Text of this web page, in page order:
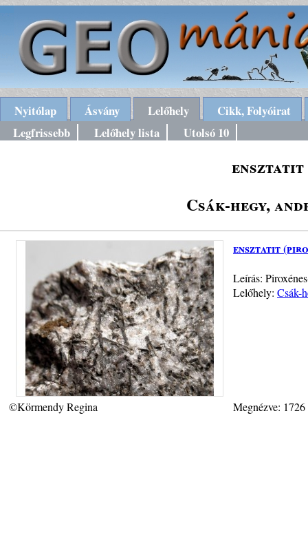
Nyitólap Ásvány Lelőhely
Cikk, Folyóirat
Legfrissebb
Lelőhely lista Utolsó 10
ensztatit
Csák-hegy,
ensztatit
Leírás:
Lelőhely: Csák-
©Körmendy Regina Megnézve: